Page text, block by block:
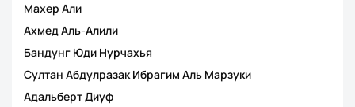
Махер Али
Ахмед Аль-Алили
Бандунг Юди Нурчахья
Султан Абдулразак Ибрагим Аль Марзуки
Адальберт Диуф